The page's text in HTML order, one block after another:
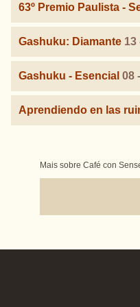
63º Premio Paulista -
Gashuku: Diamante 13
Gashuku - Esencial 08
Aprendiendo en las
Mais sobre Café con